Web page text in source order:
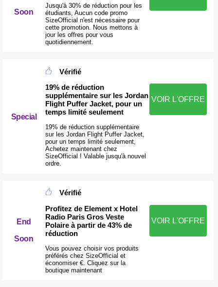
Soon
Jusqu'à 30% de réduction pour les
étudiants, Aucun code promo
SizeOfficial n'est nécessaire pour
cette promotion. Nous mettons à
jour les offres pour vous
quotidiennement.
Special
Vérifié
19% de réduction
supplémentaire sur les Jordan
Flight Puffer Jacket, pour un
temps limité seulement
19% de réduction supplémentaire
sur les Jordan Flight Puffer Jacket,
pour un temps limité seulement,
Achetez maintenant chez
SizeOfficial ! Valable jusqu'à nouvel
ordre.
VOIR L'OFFRE
End
Soon
Vérifié
Profitez de Element x Hotel
Radio Paris Gros Veste
Polaire à partir de 43% de
réduction
Vous pouvez choisir vos produits
préférés chez SizeOfficial et
économiser €. Cliquez sur la
boutique maintenant
VOIR L'OFFRE